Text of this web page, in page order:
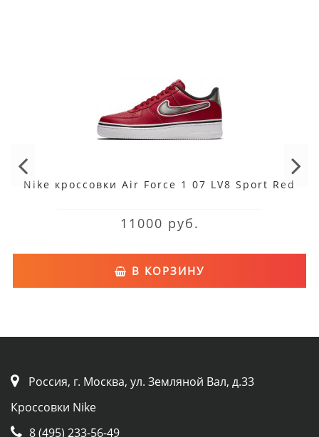
Nike кроссовки Air Force 1 07 LV8 Sport Red
11000 руб.
В КОРЗИНУ
Россия, г. Москва, ул. Земляной Вал, д.33
Кроссовки Nike
8 (495) 233-56-49